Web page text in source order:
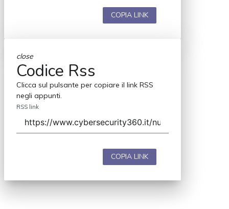
COPIA LINK
close
Codice Rss
Clicca sul pulsante per copiare il link RSS
negli appunti.
RSS link
COPIA LINK